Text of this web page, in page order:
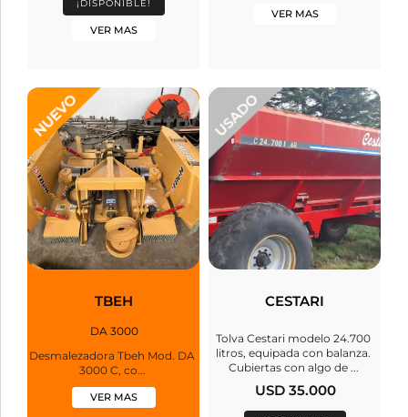
¡DISPONIBLE!
VER MAS
VER MAS
TBEH
DA 3000
Desmalezadora Tbeh Mod. DA
3000 C, co...
VER MAS
CESTARI
Tolva Cestari modelo 24.700
litros, equipada con balanza.
Cubiertas con algo de ...
USD 35.000